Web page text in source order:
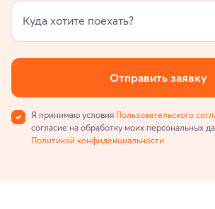
Куда хотите поехать?
Отправить заявку
Я принимаю условия Пользовательского
согласие на обработку моих персональных
Политикой конфиденциальности